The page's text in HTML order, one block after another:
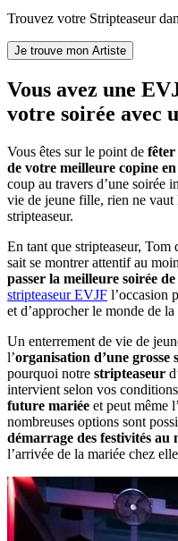
Trouvez votre Stripteaseur
Vous avez une
votre soirée avec
Vous êtes sur le point de fêter
de votre meilleure copine
coup au travers d’une soirée
vie de jeune fille, rien ne vaut
stripteaseur.
En tant que stripteaseur, Tom
sait se montrer attentif au
passer la meilleure soirée
stripteaseur EVJF l’occasion
et d’approcher le monde de
Un enterrement de vie de
l’organisation d’une grosse
pourquoi notre stripteaseur
intervient selon vos
future mariée et peut même
nombreuses options sont
démarrage des festivités au
l’arrivée de la mariée chez